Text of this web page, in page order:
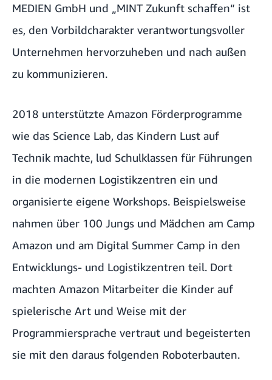
MEDIEN GmbH und „MINT Zukunft schaffen“ ist
es, den Vorbildcharakter verantwortungsvoller
Unternehmen hervorzuheben und nach außen
zu kommunizieren.
2018 unterstützte Amazon Förderprogramme
wie das Science Lab, das Kindern Lust auf
Technik machte, lud Schulklassen für Führungen
in die modernen Logistikzentren ein und
organisierte eigene Workshops. Beispielsweise
nahmen über 100 Jungs und Mädchen am Camp
Amazon und am Digital Summer Camp in den
Entwicklungs- und Logistikzentren teil. Dort
machten Amazon Mitarbeiter die Kinder auf
spielerische Art und Weise mit der
Programmiersprache vertraut und begeisterten
sie mit den daraus folgenden Roboterbauten.